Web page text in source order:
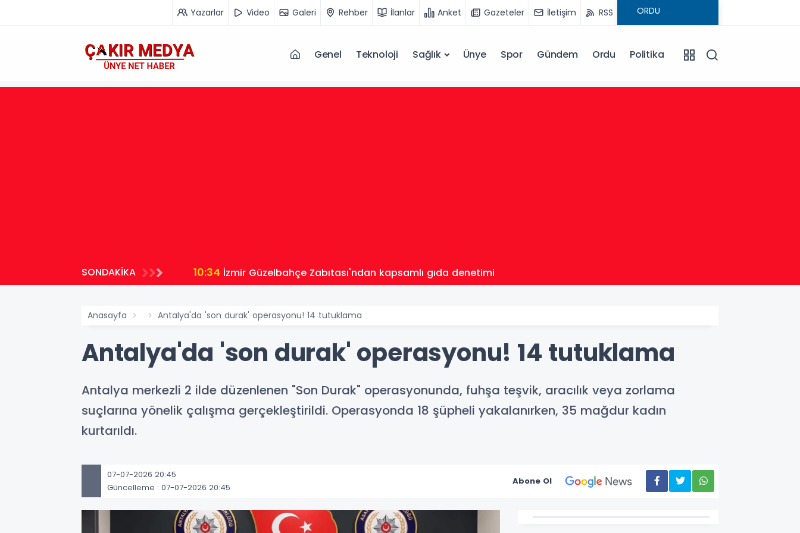
Yazarlar Video Galeri Rehber İlanlar Anket Gazeteler İletişim RSS
Genel Teknoloji Sağlık Ünye Spor Gündem Ordu Politika
SONDAKİKA 10:34 İzmir Güzelbahçe Zabıtası'ndan kapsamlı gıda denetimi
Anasayfa Antalya'da 'son durak' operasyonu! 14 tutuklama
Antalya'da 'son durak' operasyonu! 14 tutuklama
Antalya merkezli 2 ilde düzenlenen "Son Durak" operasyonunda, fuhşa teşvik, aracılık veya zorlama
suçlarına yönelik çalışma gerçekleştirildi. Operasyonda 18 şüpheli yakalanırken, 35 mağdur kadın
kurtarıldı.
07-07-2026 20:45
Güncelleme : 07-07-2026 20:45
Abone Ol